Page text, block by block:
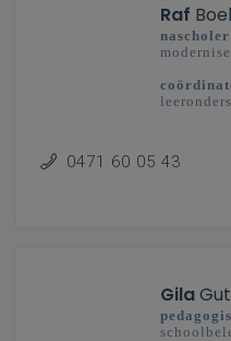
Raf
nascholer
0471 60 05 43
Gila